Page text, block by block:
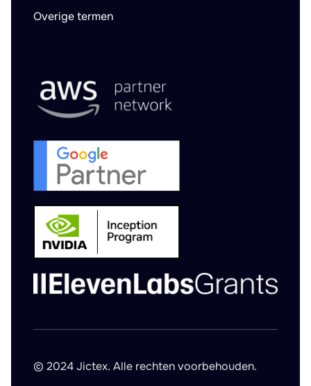
Overige termen
© 2024 Jictex. Alle rechten voorbehouden.